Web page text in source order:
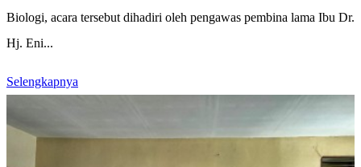
Biologi, acara tersebut dihadiri oleh pengawas pembina lama Ibu Dr.
Hj. Eni...
Selengkapnya